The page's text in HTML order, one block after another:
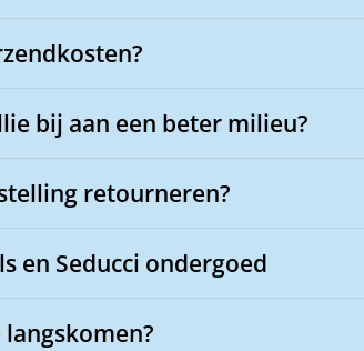
bij aan een beter milieu?
retourneren?
en Seducci ondergoed